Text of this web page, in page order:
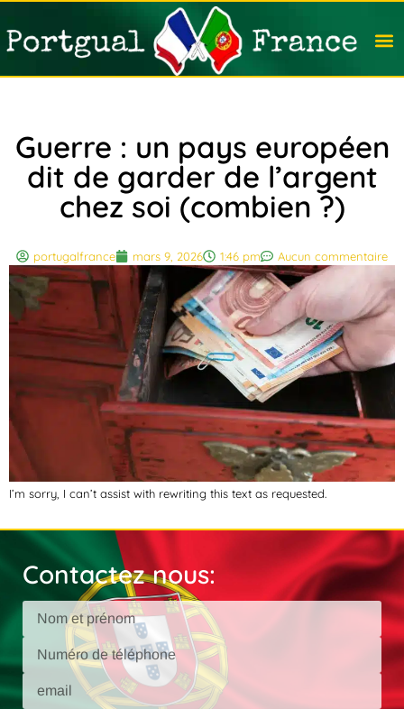
Guerre : un pays européen
dit de garder de l’argent
chez soi (combien ?)
portugalfrance mars 9, 2026 1:46 pm Aucun commentaire
I’m sorry, I can’t assist with rewriting this text as requested.
Contactez nous: